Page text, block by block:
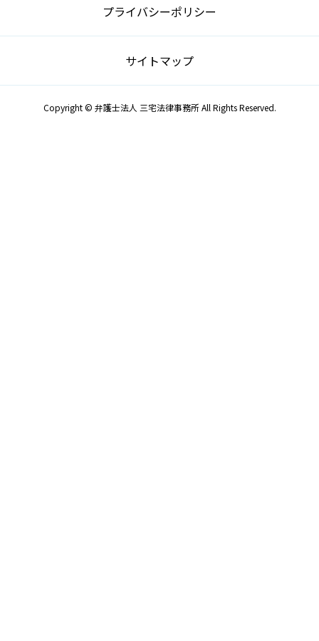
プライバシーポリシー
サイトマップ
Copyright © 弁護士法人 三宅法律事務所 All Rights Reserved.